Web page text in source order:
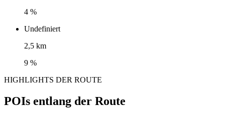
4 %
Undefiniert
2,5 km
9 %
HIGHLIGHTS DER ROUTE
POIs entlang der Route